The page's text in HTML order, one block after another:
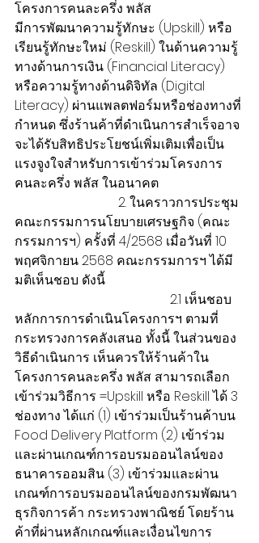
โครงการคนละครึ่ง พลัส
มีการพัฒนาความรู้ทักษะ (Upskill) หรือ
เรียนรู้ทักษะใหม่ (Reskill) ในด้านความรู้
ทางด้านการเงิน (Financial Literacy)
หรือความรู้ทางด้านดิจิทัล (Digital
Literacy) ผ่านแพลตฟอร์มหรือช่องทางที่
กำหนด ซึ่งร้านค้าที่ดำเนินการสำเร็จอาจ
จะได้รับสิทธิประโยชน์เพิ่มเติมเพื่อเป็น
แรงจูงใจสำหรับการเข้าร่วมโครงการ
คนละครึ่ง พลัส ในอนาคต
2. ในคราวการประชุม
คณะกรรมการนโยบายเศรษฐกิจ (คณะ
กรรมการฯ) ครั้งที่ 4/2568 เมื่อวันที่ 10
พฤศจิกายน 2568 คณะกรรมการฯ ได้มี
มติเห็นชอบ ดังนี้
2.1 เห็นชอบ
หลักการการดำเนินโครงการฯ ตามที่
กระทรวงการคลังเสนอ ทั้งนี้ ในส่วนของ
วิธีดำเนินการ เห็นควรให้ร้านค้าใน
โครงการคนละครึ่ง พลัส สามารถเลือก
เข้าร่วมวิธีการ =Upskill หรือ Reskill ได้ 3
ช่องทาง ได้แก่ (1) เข้าร่วมเป็นร้านค้าบน
Food Delivery Platform (2) เข้าร่วม
และผ่านเกณฑ์การอบรมออนไลน์ของ
ธนาคารออมสิน (3) เข้าร่วมและผ่าน
เกณฑ์การอบรมออนไลน์ของกรมพัฒนา
ธุรกิจการค้า กระทรวงพาณิชย์ โดยร้าน
ค้าที่ผ่านหลักเกณฑ์และเงื่อนไขการ